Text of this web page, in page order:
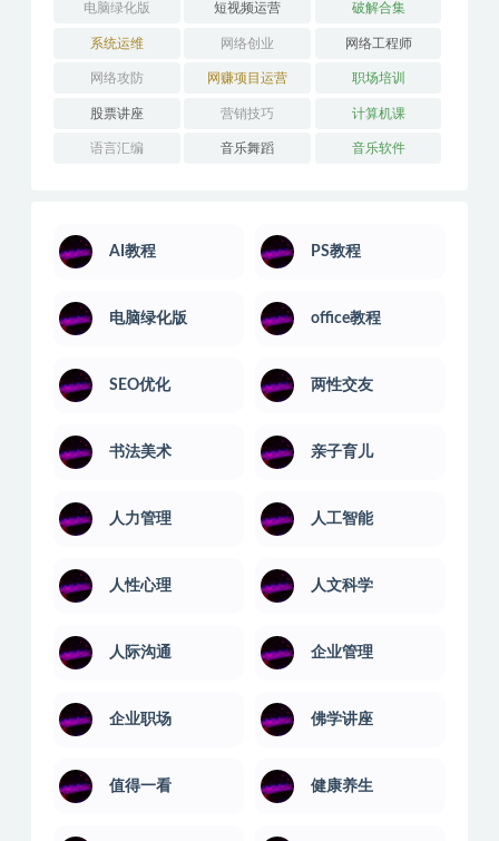
电脑绿化版 短视频运营 破解合集
系统运维 网络创业 网络工程师
网络攻防 网赚项目运营 职场培训
股票讲座 营销技巧 计算机课
语言汇编 音乐舞蹈 音乐软件
AI教程 PS教程
电脑绿化版 office教程
SEO优化 两性交友
书法美术 亲子育儿
人力管理 人工智能
人性心理 人文科学
人际沟通 企业管理
企业职场 佛学讲座
值得一看 健康养生